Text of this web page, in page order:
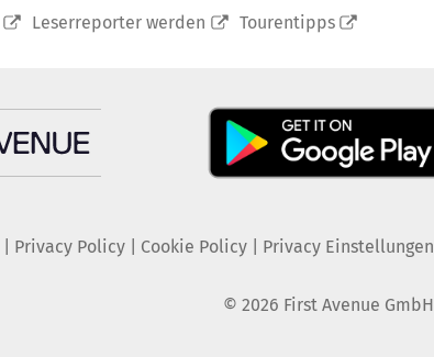
Leserreporter werden Tourentipps
Privacy Policy| Cookie Policy| Privacy Einstellungen
© 2026 First Avenue GmbH